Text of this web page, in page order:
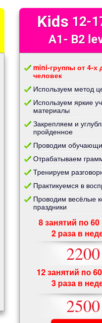
Kids 12-
A1- B2
mini-группы от 4-х
человек
Используем метод
Используем яркие
материалы
Закрепляем и
пройденное
Проводим
Отрабатываем
Тренируем
Практикуемся в
Проводим весёлые
праздники
8 занятий по
2 раза в
2200
12 занятий по
3 раза в
2500